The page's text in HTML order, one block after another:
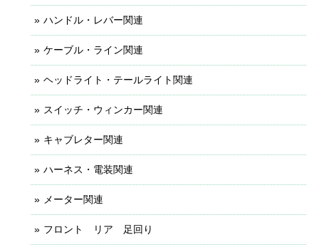
ハンドル・レバー関連
ケーブル・ライン関連
ヘッドライト・テールライト関連
スイッチ・ウィンカー関連
キャブレター関連
ハーネス・電装関連
メーター関連
フロント リア 足回り